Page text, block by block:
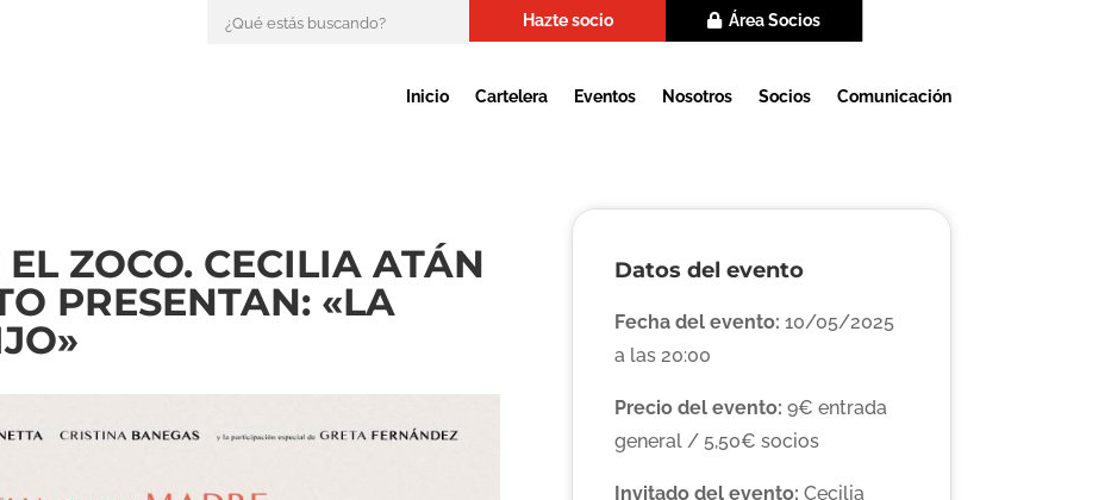
Hazte socio Área Socios
Inicio Cartelera Eventos Nosotros Socios Comunicación
ZOCO. CECILIA ATÁN
PRESENTAN: «LA
Datos del evento
Fecha del evento: 10/05/2025
a las 20:00
Precio del evento: 9€ entrada
general / 5,50€ socios
Invitado del evento: Cecilia